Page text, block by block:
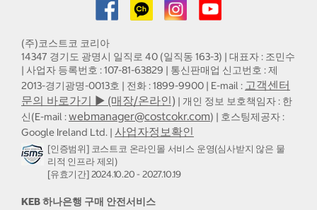
(주)코스트코 코리아
14347 경기도 광명시 일직로 40 (일직동 163-3) | 대표자 : 조민수
| 사업자 등록번호 : 107-81-63829 | 통신판매업 신고번호 : 제
2013-경기광명-0013호 | 전화 : 1899-9900 | E-mail : 고객센터
문의 바로가기 ▶ (매장/온라인) | 개인 정보 보호책임자 : 한
신(E-mail :webmanager@costcokr.com) | 호스팅제공자 :
Google Ireland Ltd. | 사업자정보확인
[인증범위] 코스트코 온라인몰 서비스 운영(심사받지 않은 물
리적 인프라 제외)
[유효기간] 2024.10.20 - 2027.10.19
KEB 하나은행 구매 안전서비스